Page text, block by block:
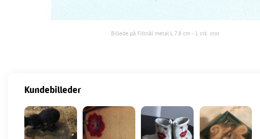
Billede på Filtnål metal L 7,8 cm - 1 stk. stor
Kundebilleder